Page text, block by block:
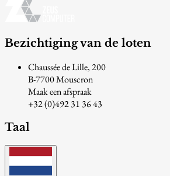
Bezichtiging van de loten
Chaussée de Lille, 200
B-7700 Mouscron
Maak een afspraak
+32 (0)492 31 36 43
Taal